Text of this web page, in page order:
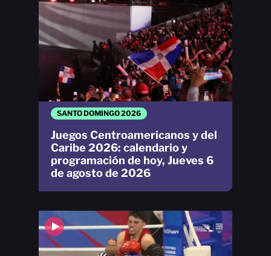
SANTO DOMINGO 2026
Juegos Centroamericanos y del
Caribe 2026: calendario y
programación de hoy, Jueves 6
de agosto de 2026